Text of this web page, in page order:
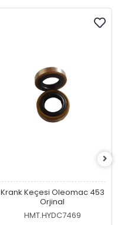
Krank Keçesi Oleomac 453
Orjinal
HMT.HYDC7469